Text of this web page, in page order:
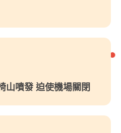
山噴發 迫使機場關閉